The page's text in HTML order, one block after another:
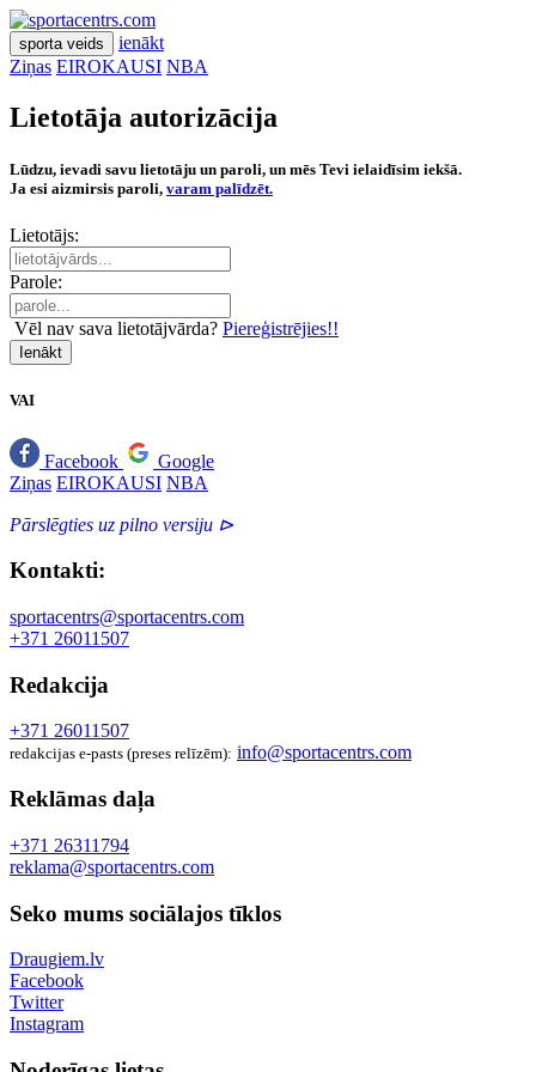
sporta veids
ienākt
Ziņas EIROKAUSI NBA
Lietotāja autorizācija
Lūdzu, ievadi savu lietotāju un paroli, un mēs Tevi ielaidīsim iekšā.
Ja esi aizmirsis paroli, varam palīdzēt.
Lietotājs:
Parole:
Vēl nav sava lietotājvārda? Piereģistrējies!!
Ienākt
VAI
Facebook
Google
Ziņas EIROKAUSI NBA
Pārslēgties uz pilno versiju ⊳
Kontakti:
sportacentrs@sportacentrs.com
+371 26011507
Redakcija
+371 26011507
redakcijas e-pasts (preses relīzēm): info@sportacentrs.com
Reklāmas daļa
+371 26311794
reklama@sportacentrs.com
Seko mums sociālajos tīklos
Draugiem.lv
Facebook
Twitter
Instagram